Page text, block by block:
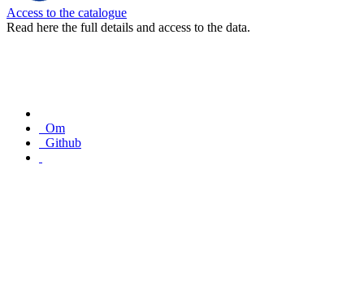
Access to the catalogue
Read here the full details and access to the data.
Om
Github